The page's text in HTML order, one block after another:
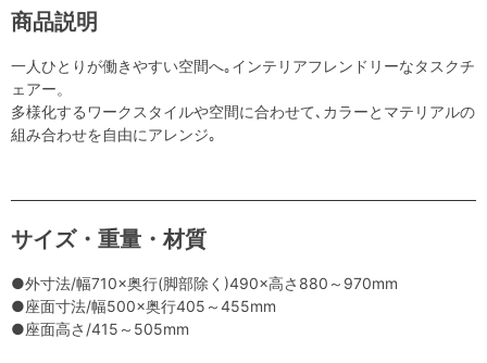
商品説明
一人ひとりが働きやすい空間へ｡インテリアフレンドリーなタスクチ
ェアー。
多様化するワークスタイルや空間に合わせて､カラーとマテリアルの
組み合わせを自由にアレンジ｡
サイズ・重量・材質
●外寸法/幅710×奥行(脚部除く)490×高さ880～970mm
●座面寸法/幅500×奥行405～455mm
●座面高さ/415～505mm